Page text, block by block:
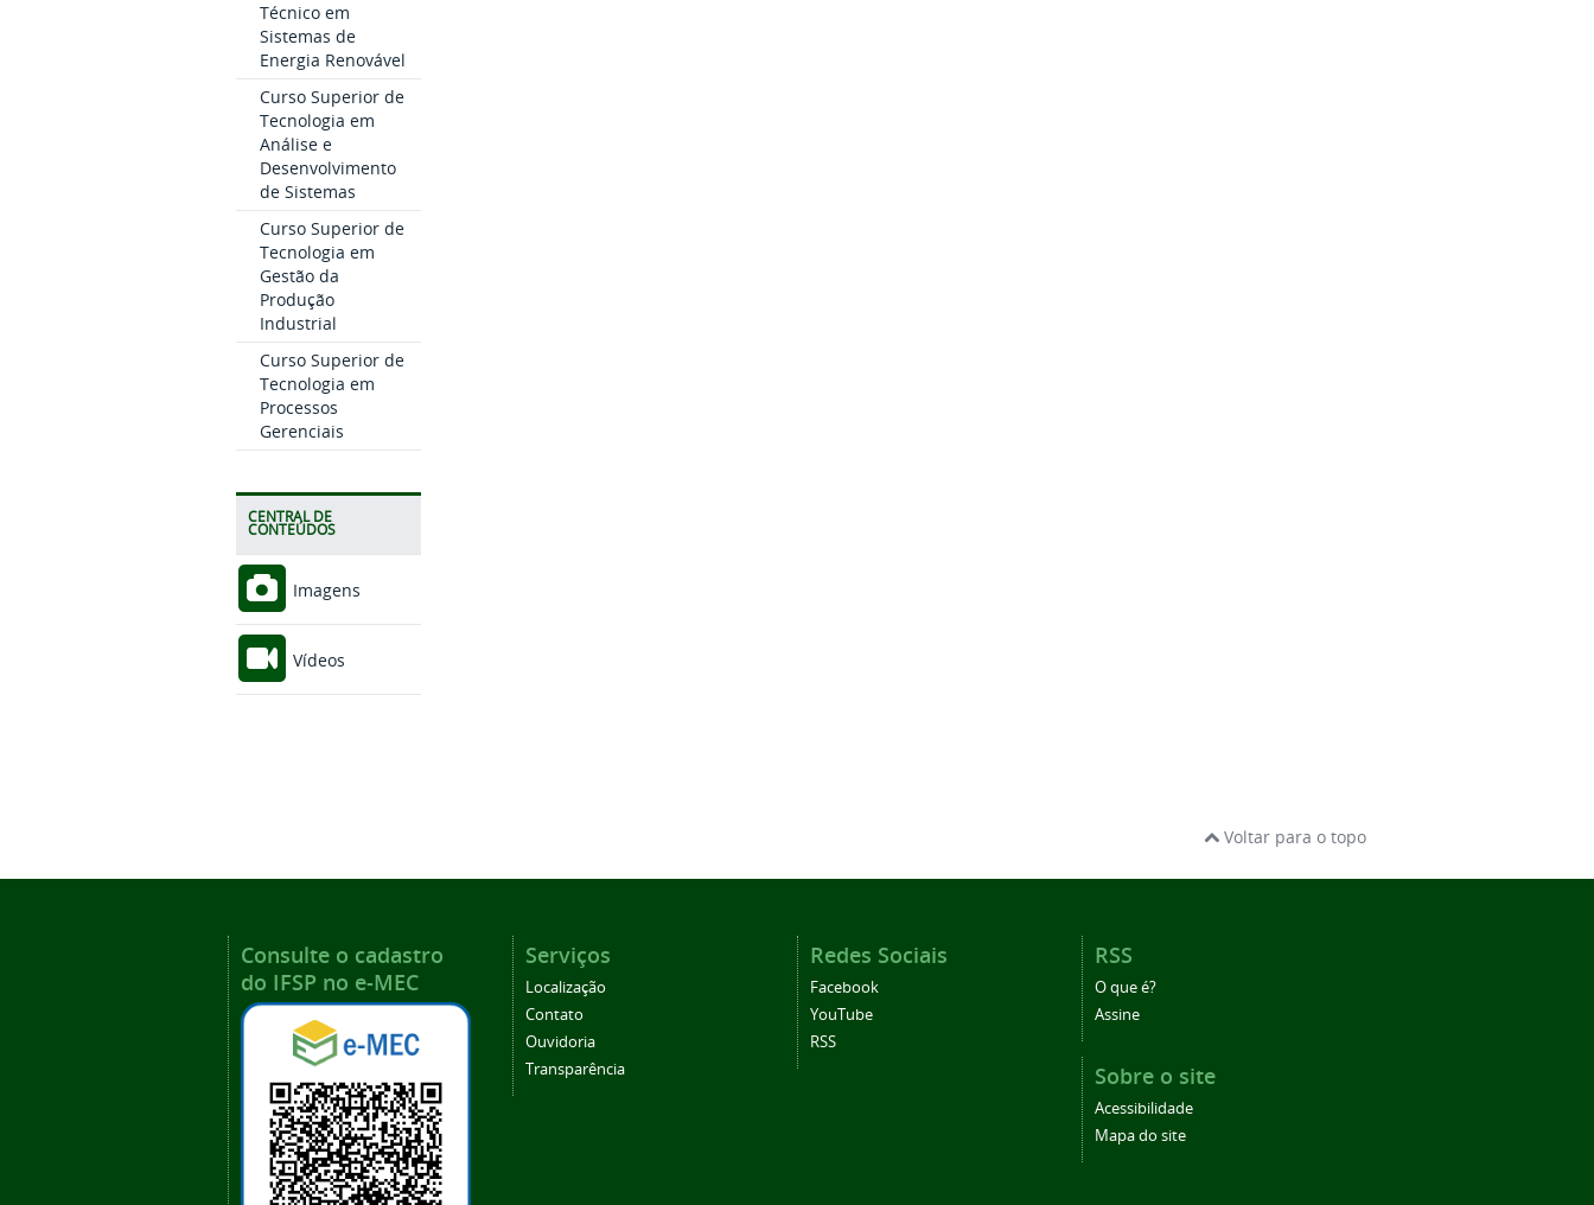
Técnico em
Sistemas de
Energia Renovável
Curso Superior de
Tecnologia em
Análise e
Desenvolvimento
de Sistemas
Curso Superior de
Tecnologia em
Gestão da
Produção
Industrial
Curso Superior de
Tecnologia em
Processos
Gerenciais
CENTRAL DE
CONTEÚDOS
Imagens
Vídeos
Voltar para o topo
Consulte o cadastro
do IFSP no e-MEC
Serviços
Localização
Contato
Ouvidoria
Transparência
Redes Sociais
Facebook
YouTube
RSS
RSS
O que é?
Assine
Sobre o site
Acessibilidade
Mapa do site